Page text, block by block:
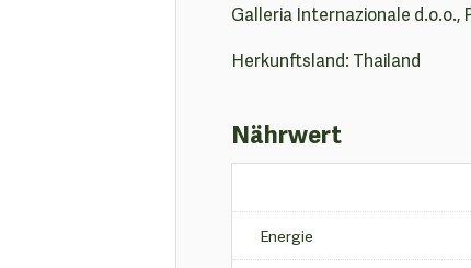
Galleria Internazionale d.o.o.,
Herkunftsland: Thailand
Nährwert
Energie